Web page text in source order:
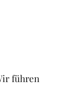
führen